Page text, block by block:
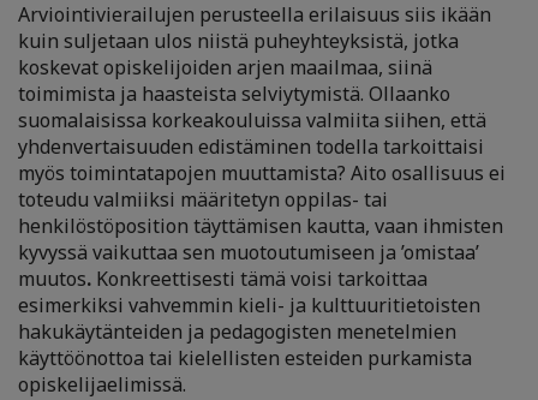
Arviointivierailujen perusteella erilaisuus siis ikään
kuin suljetaan ulos niistä puheyhteyksistä, jotka
koskevat opiskelijoiden arjen maailmaa, siinä
toimimista ja haasteista selviytymistä. Ollaanko
suomalaisissa korkeakouluissa valmiita siihen, että
yhdenvertaisuuden edistäminen todella tarkoittaisi
myös toimintatapojen muuttamista? Aito osallisuus ei
toteudu valmiiksi määritetyn oppilas- tai
henkilöstöposition täyttämisen kautta, vaan ihmisten
kyvyssä vaikuttaa sen muotoutumiseen ja ’omistaa’
muutos. Konkreettisesti tämä voisi tarkoittaa
esimerkiksi vahvemmin kieli- ja kulttuuritietoisten
hakukäytänteiden ja pedagogisten menetelmien
käyttöönottoa tai kielellisten esteiden purkamista
opiskelijaelimissä.